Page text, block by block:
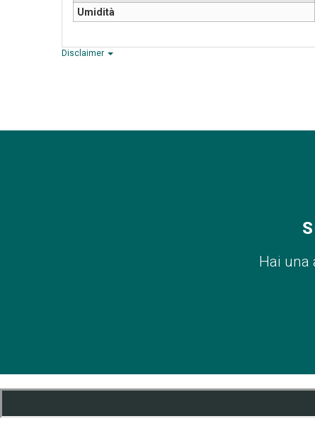
Umidità
Disclaimer
Hai una